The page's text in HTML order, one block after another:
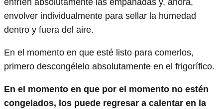
enfríen absolutamente las empanadas y, ahora,
envolver individualmente para sellar la humedad
dentro y fuera del aire.
En el momento en que esté listo para comerlos,
primero descongélelo absolutamente en el frigorífico.
En el momento en que por el momento no estén
congelados, los puede regresar a calentar en la